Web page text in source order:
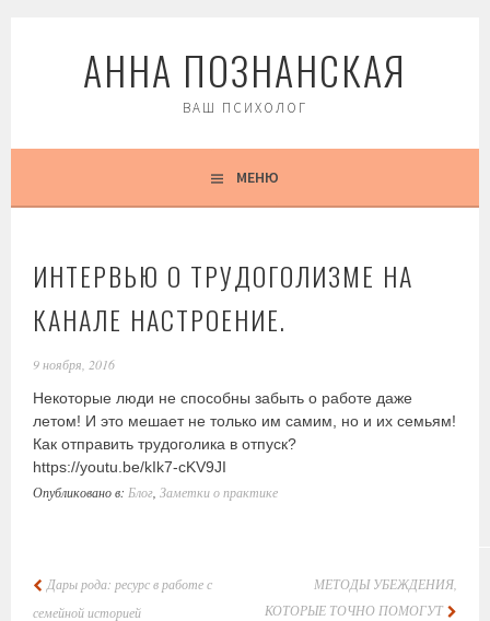
содержимомуАННА ПОЗНАНСКАЯ
ВАШ ПСИХОЛОГ
МЕНЮ
ИНТЕРВЬЮ О ТРУДОГОЛИЗМЕ НА
КАНАЛЕ НАСТРОЕНИЕ.
9 ноября, 2016
Некоторые люди не способны забыть о работе даже
летом! И это мешает не только им самим, но и их семьям!
Как отправить трудоголика в отпуск?
https://youtu.be/kIk7-cKV9JI
Опубликовано в: Блог ,Заметки о практике
НАВИГАЦИЯ
ПО
Дары рода: ресурс в работе с
семейной историей
МЕТОДЫ УБЕЖДЕНИЯ,
КОТОРЫЕ ТОЧНО ПОМОГУТ